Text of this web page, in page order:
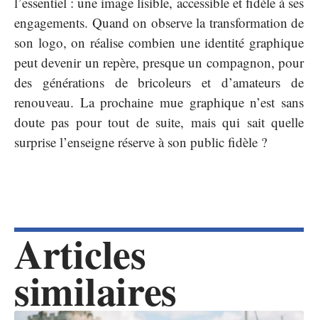
engagements. Quand on observe la transformation de
son logo, on réalise combien une identité graphique
peut devenir un repère, presque un compagnon, pour
des générations de bricoleurs et d’amateurs de
renouveau. La prochaine mue graphique n’est sans
doute pas pour tout de suite, mais qui sait quelle
surprise l’enseigne réserve à son public fidèle ?
Articles
similaires